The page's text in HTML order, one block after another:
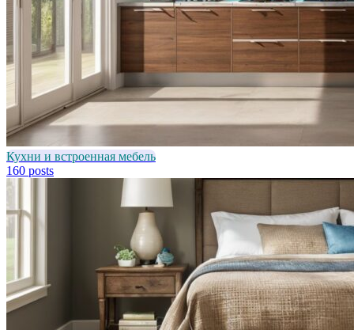
Кухни и встроенная мебель
160 posts